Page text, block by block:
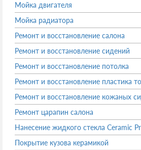
Мойка двигателя
Мойка радиатора
Ремонт и восстановление салона
Ремонт и восстановление сидений
Ремонт и восстановление потолка
Ремонт и восстановление пластика
Ремонт и восстановление кожаных
Ремонт царапин салона
Нанесение жидкого стекла Ceramic
Покрытие кузова керамикой